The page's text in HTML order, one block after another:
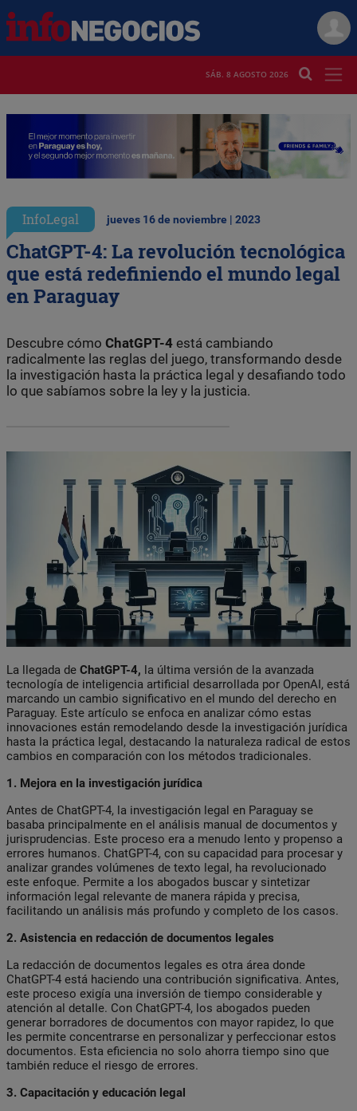
SÁB. 8 AGOSTO 2026
InfoLegal jueves 16 de noviembre | 2023
ChatGPT-4: La revolución tecnológica
que está redefiniendo el mundo legal
en Paraguay
Descubre cómo ChatGPT-4 está cambiando
radicalmente las reglas del juego, transformando desde
la investigación hasta la práctica legal y desafiando todo
lo que sabíamos sobre la ley y la justicia.
La llegada de ChatGPT-4, la última versión de la avanzada
tecnología de inteligencia artificial desarrollada por OpenAI, está
marcando un cambio significativo en el mundo del derecho en
Paraguay. Este artículo se enfoca en analizar cómo estas
innovaciones están remodelando desde la investigación jurídica
hasta la práctica legal, destacando la naturaleza radical de estos
cambios en comparación con los métodos tradicionales.
1. Mejora en la investigación jurídica
Antes de ChatGPT-4, la investigación legal en Paraguay se
basaba principalmente en el análisis manual de documentos y
jurisprudencias. Este proceso era a menudo lento y propenso a
errores humanos. ChatGPT-4, con su capacidad para procesar y
analizar grandes volúmenes de texto legal, ha revolucionado
este enfoque. Permite a los abogados buscar y sintetizar
información legal relevante de manera rápida y precisa,
facilitando un análisis más profundo y completo de los casos.
2. Asistencia en redacción de documentos legales
La redacción de documentos legales es otra área donde
ChatGPT-4 está haciendo una contribución significativa. Antes,
este proceso exigía una inversión de tiempo considerable y
atención al detalle. Con ChatGPT-4, los abogados pueden
generar borradores de documentos con mayor rapidez, lo que
les permite concentrarse en personalizar y perfeccionar estos
documentos. Esta eficiencia no solo ahorra tiempo sino que
también reduce el riesgo de errores.
3. Capacitación y educación legal